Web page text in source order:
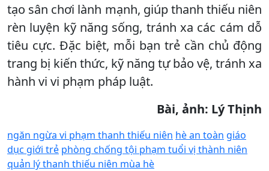
tạo sân chơi lành mạnh, giúp thanh thiếu niên
rèn luyện kỹ năng sống, tránh xa các cám dỗ
tiêu cực. Đặc biệt, mỗi bạn trẻ cần chủ động
trang bị kiến thức, kỹ năng tự bảo vệ, tránh xa
hành vi vi phạm pháp luật.
Bài, ảnh: Lý Thịnh
ngăn ngừa vi phạm thanh thiếu niên hè an toàn giáo
dục giới trẻ phòng chống tội phạm tuổi vị thành niên
quản lý thanh thiếu niên mùa hè